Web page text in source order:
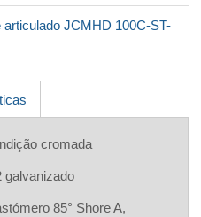
articulado JCMHD 100C-ST-
cromada
galvanizado
85° Shore A,